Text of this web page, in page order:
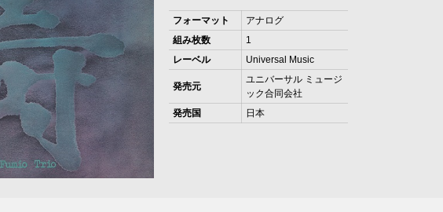
フォーマット
アナログ
組み枚数
1
レーベル
Universal Music
発売元
ユニバーサル ミュージ
ック合同会社
発売国
日本